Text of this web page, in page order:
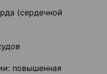
(сердечной
повышенная